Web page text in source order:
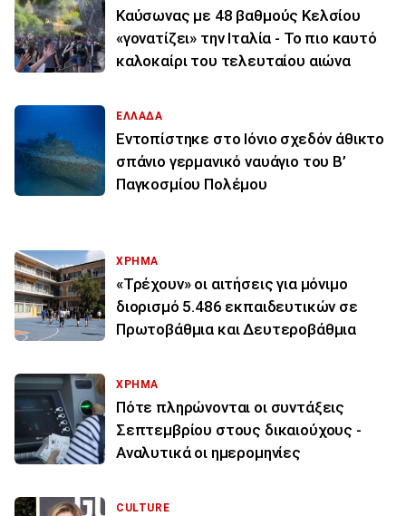
Καύσωνας με 48 βαθμούς Κελσίου
«γονατίζει» την Ιταλία - Το πιο καυτό
καλοκαίρι του τελευταίου αιώνα
ΕΛΛΑΔΑ
Εντοπίστηκε στο Ιόνιο σχεδόν άθικτο
σπάνιο γερμανικό ναυάγιο του Β’
Παγκοσμίου Πολέμου
ΧΡΗΜΑ
«Τρέχουν» οι αιτήσεις για μόνιμο
διορισμό 5.486 εκπαιδευτικών σε
Πρωτοβάθμια και Δευτεροβάθμια
ΧΡΗΜΑ
Πότε πληρώνονται οι συντάξεις
Σεπτεμβρίου στους δικαιούχους -
Αναλυτικά οι ημερομηνίες
CULTURE